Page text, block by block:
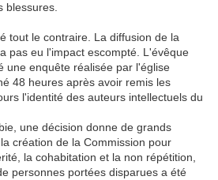
blessures.
tout le contraire. La diffusion de la
pas eu l'impact escompté. L'évêque
une enquête réalisée par l'église
48 heures après avoir remis les
l'identité des auteurs intellectuels du
une décision donne de grands
création de la Commission pour
la cohabitation et la non répétition,
personnes portées disparues a été